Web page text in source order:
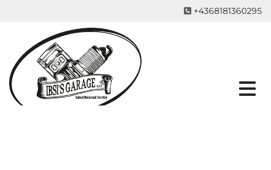
 +4368181360295